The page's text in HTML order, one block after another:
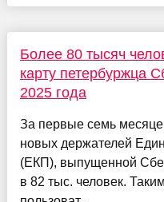
Более 80 тысяч
карту петербуржца
2025 года
За первые семь
новых держателей
(ЕКП), выпущенной
в 82 тыс. человек.